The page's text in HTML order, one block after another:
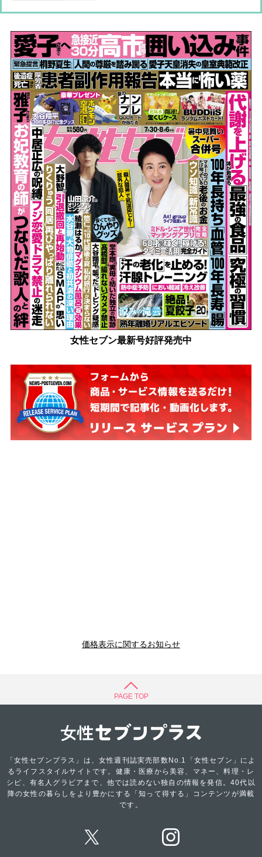
女性セブン最新号好評発売中
価格表示に関するお知らせ
PAGE TOP
「女性セブンプラス」は、女性週刊誌実売部数No.1「女性セブン」によ
るライフスタイルサイトです。健康・医療から美容、マネー、料理・レ
シピ、有名人グラビアまで、他では読めない独自の情報を発信。40代以
降の女性の暮らしをより豊かにする「知って得する」コンテンツが満載
です。